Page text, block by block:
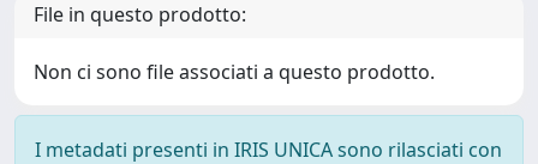
File in questo prodotto:
Non ci sono file associati a questo prodotto.
I metadati presenti in IRIS UNICA sono rilasciati con